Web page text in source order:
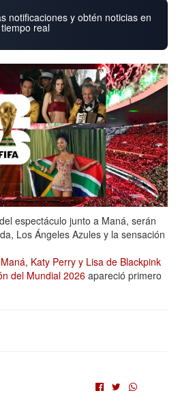
notificaciones y obtén noticias en
tiempo real
espectáculo junto a Maná, serán
Los Ángeles Azules y la sensación
Katy Perry y Lisa de Blackpink
del Mundial 2026 apareció primero